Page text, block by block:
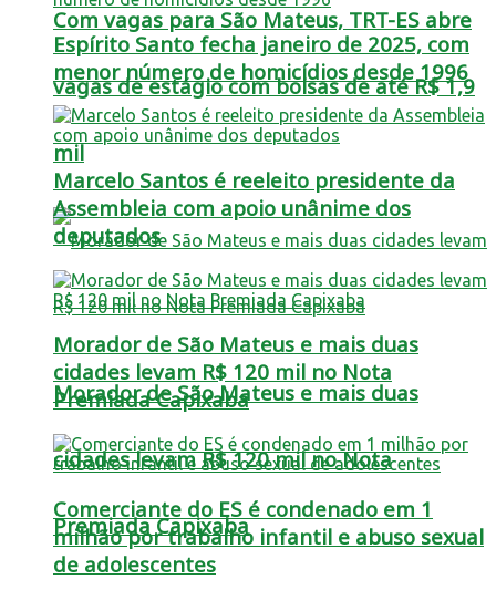
Com vagas para São Mateus, TRT-ES abre
vagas de estágio com bolsas de até R$ 1,9
mil
Morador de São Mateus e mais duas
cidades levam R$ 120 mil no Nota
Premiada Capixaba
Espírito Santo fecha janeiro de 2025, com
menor número de homicídios desde 1996
Marcelo Santos é reeleito presidente da
Assembleia com apoio unânime dos
deputados
Morador de São Mateus e mais duas
cidades levam R$ 120 mil no Nota
Premiada Capixaba
Comerciante do ES é condenado em 1
milhão por trabalho infantil e abuso sexual
de adolescentes